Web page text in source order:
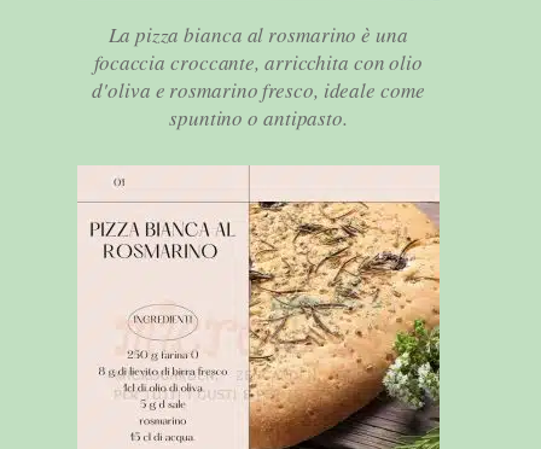
La pizza bianca al rosmarino è una
focaccia croccante, arricchita con olio
d'oliva e rosmarino fresco, ideale come
spuntino o antipasto.